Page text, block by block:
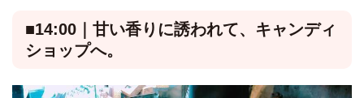
■14:00｜甘い香りに誘われて、キャンディ
ショップへ。